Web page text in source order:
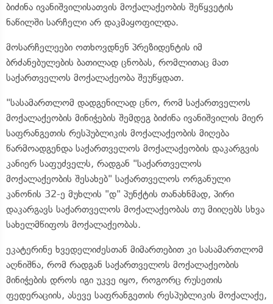
ბიძინა ივანიშვილისათვის მოქალაქეობის შეწყვეტის
ნაწილში სარჩელი არ დაკმაყოფილდა.
მოსარჩელეები ოთხოვდნენ პრეზიდენტის იმ
ბრძანებულების ბათილად ცნობას, რომლითაც მათ
საქართველოს მოქალაქეობა შეუწყდათ.
"სასამართლომ დადგენილად ცნო, რომ საქართველოს
მოქალაქეობის მინიჭების შემდეგ ბიძინა ივანიშვილის მიერ
საფრანგეთის რესპუბლიკის მოქალაქეობის მიღება
წარმოადგენდა საქართველოს მოქალაქეობის დაკარგვის
კანიერ საფუძველს, რადგან "საქართველოს
მოქალაქეობის შესახებ" საქართველოს ორგანული
კანონის 32-ე მუხლის "დ" პუნქტის თანახნმად, პირი
დაკარგავს საქართველოს მოქალაქეობას თუ მიიღებს სხვა
სახელმწიფოს მოქალაქეობას.
ეკატერინე ხვედელიძესთან მიმართებით კი სასამართლომ
აღნიშნა, რომ რადგან საქართველოს მოქალაქეობის
მინიჭების დროს იგი უკვე იყო, როგორც რუსეთის
ფედერაციის, ასევე საფრანგეთის რესპუბლიკის მოქალაქე,